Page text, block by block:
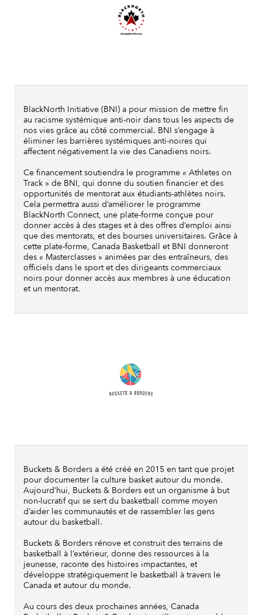
BlackNorth Initiative (BNI) a pour mission de mettre fin
au racisme systémique anti-noir dans tous les aspects de
nos vies grâce au côté commercial. BNI s’engage à
éliminer les barrières systémiques anti-noires qui
affectent négativement la vie des Canadiens noirs.
Ce financement soutiendra le programme « Athletes on
Track » de BNI, qui donne du soutien financier et des
opportunités de mentorat aux étudiants-athlètes noirs.
Cela permettra aussi d’améliorer le programme
BlackNorth Connect, une plate-forme conçue pour
donner accès à des stages et à des offres d’emploi ainsi
que des mentorats, et des bourses universitaires. Grâce à
cette plate-forme, Canada Basketball et BNI donneront
des « Masterclasses » animées par des entraîneurs, des
officiels dans le sport et des dirigeants commerciaux
noirs pour donner accès aux membres à une éducation
et un mentorat.
Buckets & Borders a été créé en 2015 en tant que projet
pour documenter la culture basket autour du monde.
Aujourd’hui, Buckets & Borders est un organisme à but
non-lucratif qui se sert du basketball comme moyen
d’aider les communautés et de rassembler les gens
autour du basketball.
Buckets & Borders rénove et construit des terrains de
basketball à l’extérieur, donne des ressources à la
jeunesse, raconte des histoires impactantes, et
développe stratégiquement le basketball à travers le
Canada et autour du monde.
Au cours des deux prochaines années, Canada